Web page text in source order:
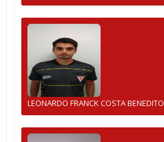
LEONARDO FRANCK COSTA BENEDITO